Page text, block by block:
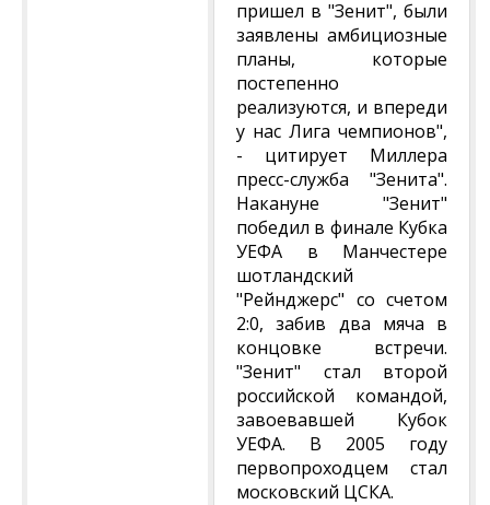
пришел в "Зенит", были
заявлены амбициозные
планы, которые
постепенно
реализуются, и впереди
у нас Лига чемпионов",
- цитирует Миллера
пресс-служба "Зенита".
Накануне "Зенит"
победил в финале Кубка
УЕФА в Манчестере
шотландский
"Рейнджерс" со счетом
2:0, забив два мяча в
концовке встречи.
"Зенит" стал второй
российской командой,
завоевавшей Кубок
УЕФА. В 2005 году
первопроходцем стал
московский ЦСКА.